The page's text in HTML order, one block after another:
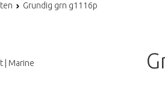
Grundig grn g1116p
| Marine